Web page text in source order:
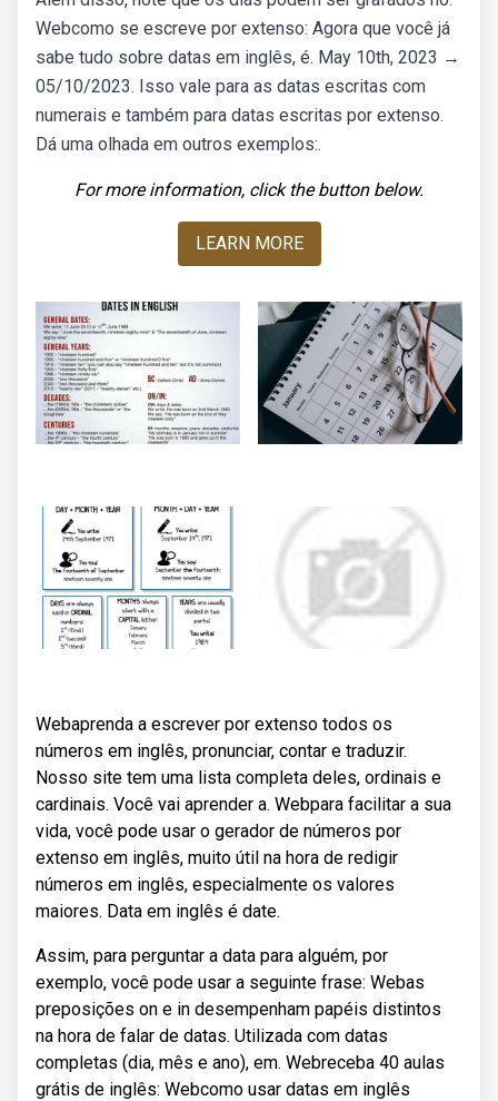
Webcomo se escreve por extenso: Agora que você já
sabe tudo sobre datas em inglês, é. May 10th, 2023 →
05/10/2023. Isso vale para as datas escritas com
numerais e também para datas escritas por extenso.
Dá uma olhada em outros exemplos:.
For more information, click the button below.
LEARN MORE
Webaprenda a escrever por extenso todos os
números em inglês, pronunciar, contar e traduzir.
Nosso site tem uma lista completa deles, ordinais e
cardinais. Você vai aprender a. Webpara facilitar a sua
vida, você pode usar o gerador de números por
extenso em inglês, muito útil na hora de redigir
números em inglês, especialmente os valores
maiores. Data em inglês é date.
Assim, para perguntar a data para alguém, por
exemplo, você pode usar a seguinte frase: Webas
preposições on e in desempenham papéis distintos
na hora de falar de datas. Utilizada com datas
completas (dia, mês e ano), em. Webreceba 40 aulas
grátis de inglês: Webcomo usar datas em inglês